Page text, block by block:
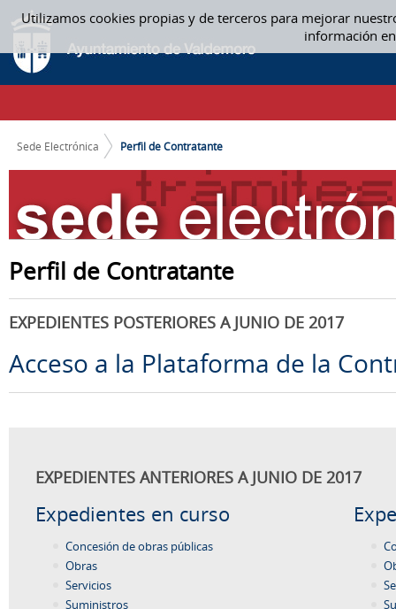
Utilizamos cookies propias y de terceros para mejorar
información
Saltar al contenido
PERFIL DE CONTRATANTE
CAMINO DE MIGAS
Sede Electrónica Perfil de Contratante
Perfil de Contratante
EXPEDIENTES POSTERIORES A JUNIO DE 2017
Acceso a la Plataforma de la
EXPEDIENTES ANTERIORES A JUNIO DE 2017
Expedientes en curso
Concesión de obras públicas
Obras
Servicios
Suministros